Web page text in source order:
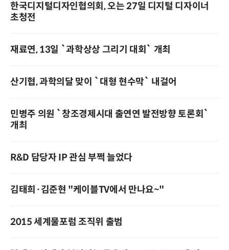
한국디지털디자인협의회, 오는 27일 디지털 디자이너
초청전
재료연, 13일 `과학상상 그리기 대회` 개최
산기협, 과학의달 맞이 `대형 현수막` 내걸어
민병주 의원 `창조경제시대 출연연 발전방향 토론회`
개최
R&D 담당자 IP 관심 부쩍 늘었다
김태희·김준현 "케이블TV에서 만나요~"
2015 세계물포럼 조직위 출범